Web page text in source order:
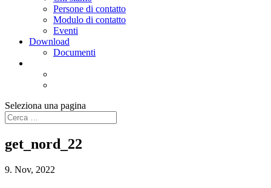
Persone di contatto
Modulo di contatto
Eventi
Download
Documenti
Seleziona una pagina
get_nord_22
9. Nov, 2022